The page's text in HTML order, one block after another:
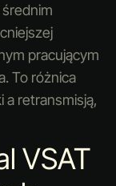
średnim
pracującym
To różnica
a retransmisją,
VSAT